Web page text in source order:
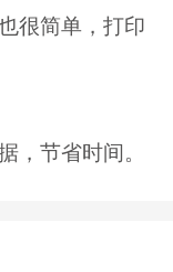
很简单，打印
节省时间。